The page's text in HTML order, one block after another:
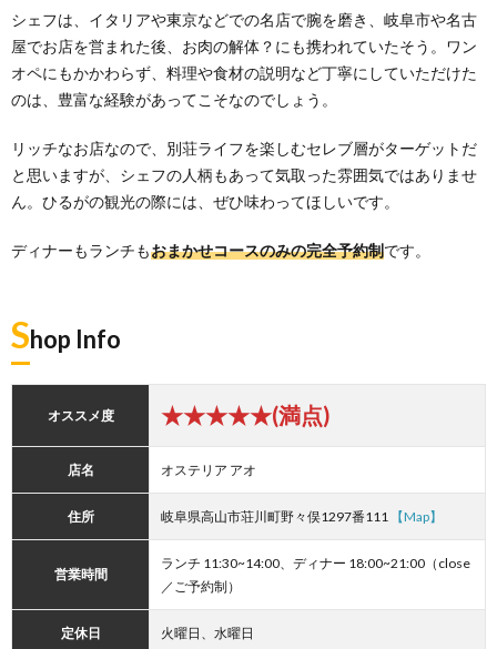
シェフは、イタリアや東京などでの名店で腕を磨き、岐阜市や名古
屋でお店を営まれた後、お肉の解体？にも携われていたそう。ワン
オペにもかかわらず、料理や食材の説明など丁寧にしていただけた
のは、豊富な経験があってこそなのでしょう。
リッチなお店なので、別荘ライフを楽しむセレブ層がターゲットだ
と思いますが、シェフの人柄もあって気取った雰囲気ではありませ
ん。ひるがの観光の際には、ぜひ味わってほしいです。
ディナーもランチもおまかせコースのみの完全予約制です。
Shop Info
オススメ度 ★★★★★(満点)
店名 オステリア アオ
住所 岐阜県高山市荘川町野々俣1297番111 【Map】
営業時間
ランチ 11:30~14:00、ディナー 18:00~21:00（close
／ご予約制）
定休日 火曜日、水曜日